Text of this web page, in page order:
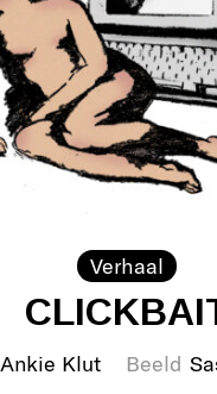
Verhaal
Ankie Klut Beeld